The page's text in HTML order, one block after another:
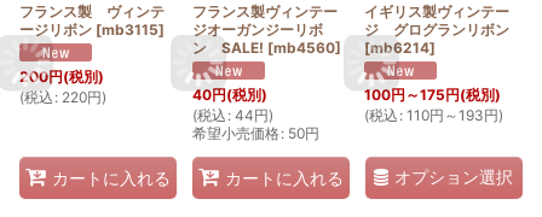
フランス製 ヴィンテ
ージリボン [mb3115]
200円(税別)
(税込 : 220円)
カートに入れる
フランス製ヴィンテー
ジオーガンジーリボ
ン SALE! [mb4560]
40円(税別)
(税込 : 44円)
希望小売価格: 50円
カートに入れる
イギリス製ヴィンテー
ジ グログランリボン
[mb6214]
100円 ～175円(税別)
(税込 : 110円 ～193円)
オプション選択